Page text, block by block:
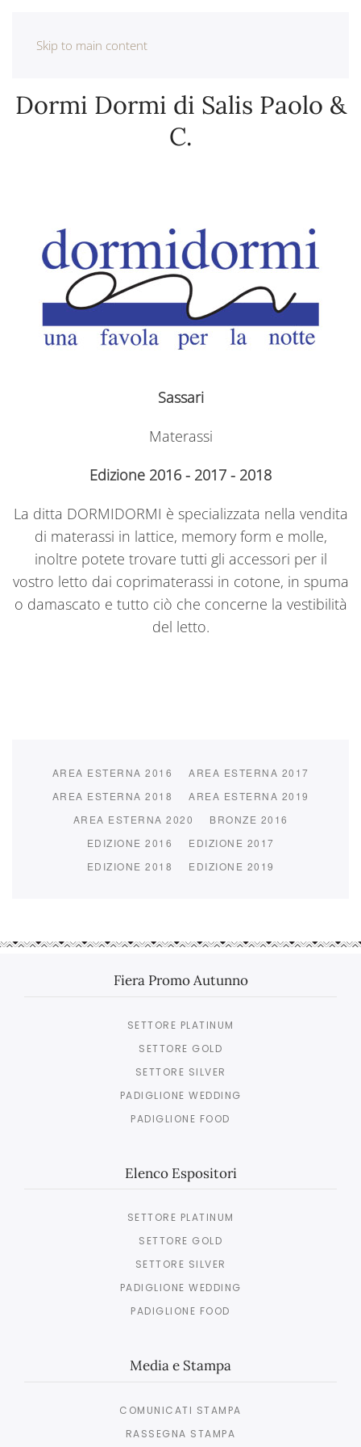
Skip to main content
Dormi Dormi di Salis Paolo &
C.
Sassari
Materassi
Edizione 2016 - 2017 - 2018
La ditta DORMIDORMI è specializzata nella vendita
di materassi in lattice, memory form e molle,
inoltre potete trovare tutti gli accessori per il
vostro letto dai coprimaterassi in cotone, in spuma
o damascato e tutto ciò che concerne la vestibilità
del letto.
AREA ESTERNA 2016
AREA ESTERNA 2017
AREA ESTERNA 2018
AREA ESTERNA 2019
AREA ESTERNA 2020
BRONZE 2016
EDIZIONE 2016
EDIZIONE 2017
EDIZIONE 2018
EDIZIONE 2019
Fiera Promo Autunno
SETTORE PLATINUM
SETTORE GOLD
SETTORE SILVER
PADIGLIONE WEDDING
PADIGLIONE FOOD
Elenco Espositori
SETTORE PLATINUM
SETTORE GOLD
SETTORE SILVER
PADIGLIONE WEDDING
PADIGLIONE FOOD
Media e Stampa
COMUNICATI STAMPA
RASSEGNA STAMPA